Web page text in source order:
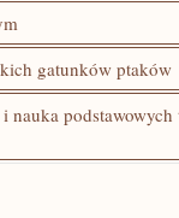
gatunków ⁢ptaków
nauka